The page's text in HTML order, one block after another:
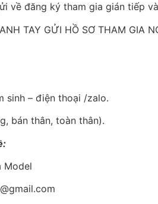
về đăng ký tham gia gián tiếp
TAY GỬI HỒ SƠ THAM GIA
sinh – điện thoại /zalo.
bán thân, toàn thân).
Model